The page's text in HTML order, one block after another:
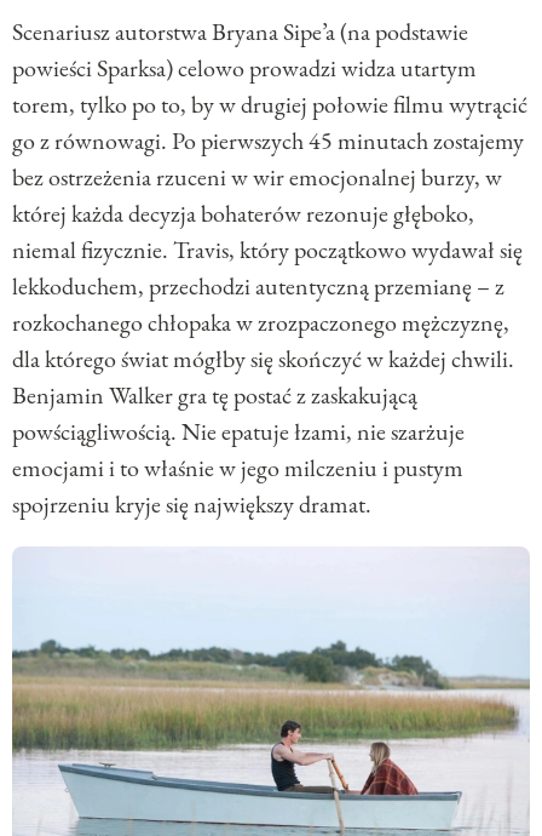
Scenariusz autorstwa Bryana Sipe’a (na podstawie
powieści Sparksa) celowo prowadzi widza utartym
torem, tylko po to, by w drugiej połowie filmu wytrącić
go z równowagi. Po pierwszych 45 minutach zostajemy
bez ostrzeżenia rzuceni w wir emocjonalnej burzy, w
której każda decyzja bohaterów rezonuje głęboko,
niemal fizycznie. Travis, który początkowo wydawał się
lekkoduchem, przechodzi autentyczną przemianę – z
rozkochanego chłopaka w zrozpaczonego mężczyznę,
dla którego świat mógłby się skończyć w każdej chwili.
Benjamin Walker gra tę postać z zaskakującą
powściągliwością. Nie epatuje łzami, nie szarżuje
emocjami i to właśnie w jego milczeniu i pustym
spojrzeniu kryje się największy dramat.